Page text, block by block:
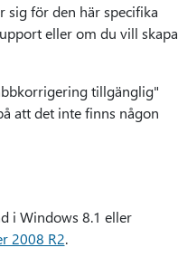
för den här specifika
eller om du vill skapa
tillgänglig"
att det inte finns någon
i Windows 8.1 eller
2008 R2.